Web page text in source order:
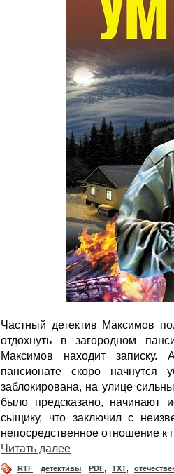
Частный детектив Максимов
отдохнуть в загородном
Максимов находит записку.
пансионате скоро начнутся
заблокирована, на улице
было предсказано, начинают
сыщику, что заключил с
непосредственное отношение к
Читать далее
RTF детективы PDF TXT